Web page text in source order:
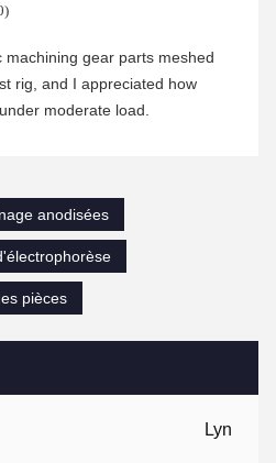
Lyn
machining gear parts meshed
rig, and I appreciated how
moderate load.
anodisées
pièces